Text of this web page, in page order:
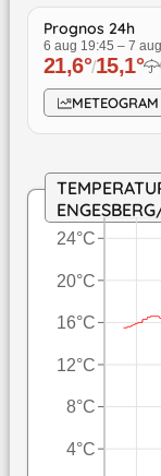
Prognos 24h
6 aug 19:45 – 7
21,6°/15,1°
METEOGRAM
4°C
8°C
12°C
16°C
20°C
24°C